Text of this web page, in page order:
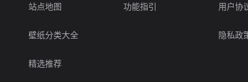
站点地图
壁纸分类大全
精选推荐
功能指引 用户协
隐私政